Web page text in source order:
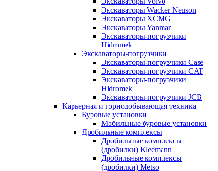
Экскаваторы Wacker Neuson
Экскаваторы XCMG
Экскаваторы Yanmar
Экскаваторы-погрузчики
Hidromek
Экскаваторы-погрузчики
Экскаваторы-погрузчики Case
Экскаваторы-погрузчики CAT
Экскаваторы-погрузчики
Hidromek
Экскаваторы-погрузчики JCB
Карьерная и горнодобывающая техника
Буровые установки
Мобильные буровые установки
Дробильные комплексы
Дробильные комплексы
(дробилки) Kleemann
Дробильные комплексы
(дробилки) Metso